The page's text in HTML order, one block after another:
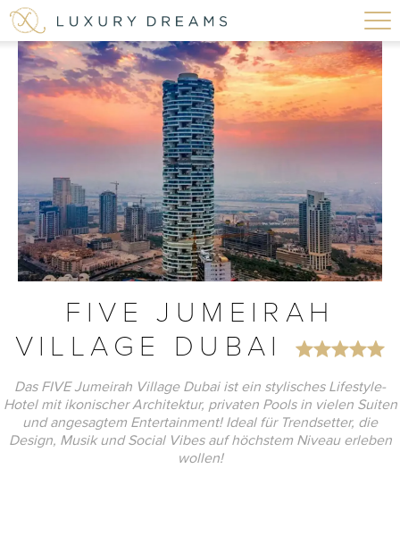
FIVE JUMEIRAH
VILLAGE DUBAI
Das FIVE Jumeirah Village Dubai ist ein stylisches Lifestyle-
Hotel mit ikonischer Architektur, privaten Pools in vielen Suiten
und angesagtem Entertainment! Ideal für Trendsetter, die
Design, Musik und Social Vibes auf höchstem Niveau erleben
wollen!